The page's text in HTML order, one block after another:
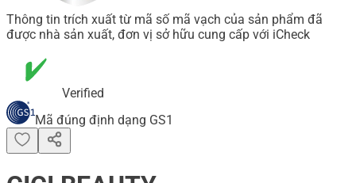
Thông tin trích xuất từ mã số mã vạch của sản phẩm đã
được nhà sản xuất, đơn vị sở hữu cung cấp với iCheck
Verified
Mã đúng định dạng GS1